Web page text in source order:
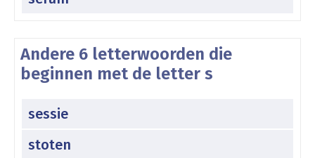
Andere 6 letterwoorden die
beginnen met de letter s
sessie
stoten